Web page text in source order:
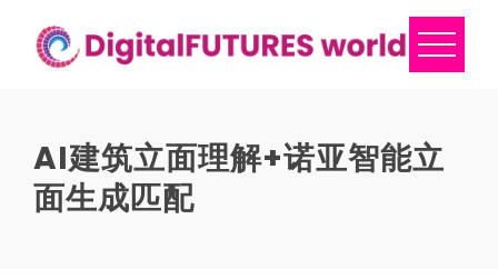
content
AI建筑立面理解+诺亚智能立
面生成匹配